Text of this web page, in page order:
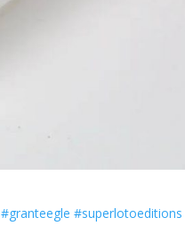
#granteegle #superlotoeditions